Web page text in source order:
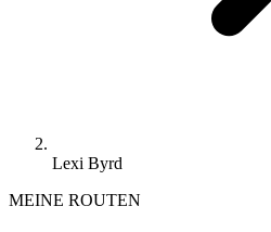
Lexi Byrd
MEINE ROUTEN